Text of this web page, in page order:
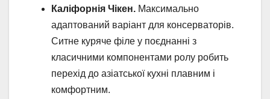
Каліфорнія Чікен. Максимально
адаптований варіант для консерваторів.
Ситне куряче філе у поєднанні з
класичними компонентами ролу робить
перехід до азіатської кухні плавним і
комфортним.